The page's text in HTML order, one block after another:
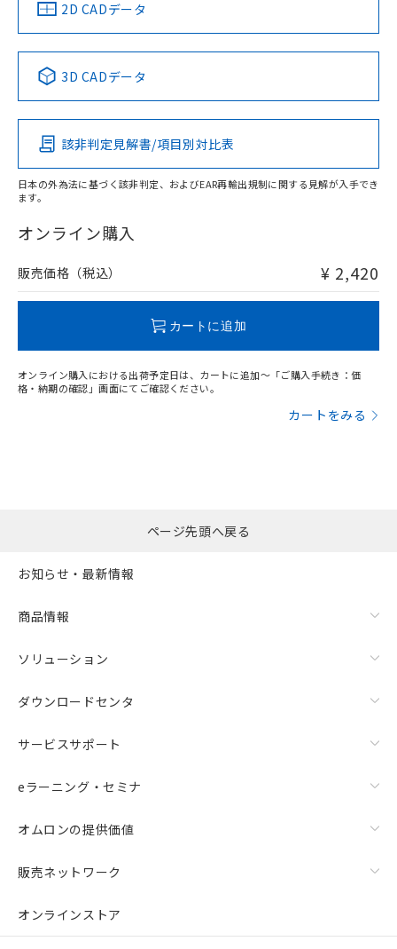
中国 RoHS 注意事項・凡例
Pb Hg Cd Cr(VI)
O
在庫等で未対応品が混在する可能性があります。
問い合わせください。
No No No No
この製品の規格認証/適合状況ページへ
その他の認証はこちらのページからご検索ください
2D CADデータ
3D CADデータ
該非判定見解書/項目別対比表
日本の外為法に基づく該非判定、およびEAR再輸出規制に関する見解が入手でき
ます。
オンライン購入
販売価格（税込） ¥ 2,420
カートに追加
オンライン購入における出荷予定日は、カートに追加～「ご購入手続き：価
格・納期の確認」画面にてご確認ください。
カートをみる
ページ先頭へ戻る
お知らせ・最新情報
商品情報
ソリューション
ダウンロードセンタ
サービスサポート
eラーニング・セミナ
オムロンの提供価値
販売ネットワーク
オンラインストア